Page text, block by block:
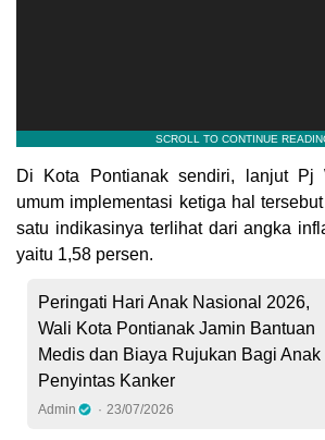
Di Kota Pontianak sendiri, lanjut Pj
umum implementasi ketiga hal
satu indikasinya terlihat dari angka
yaitu 1,58 persen.
Peringati Hari Anak Nasional 2026,
Wali Kota Pontianak Jamin Bantuan
Medis dan Biaya Rujukan Bagi Anak
Penyintas Kanker
Admin 23/07/2026